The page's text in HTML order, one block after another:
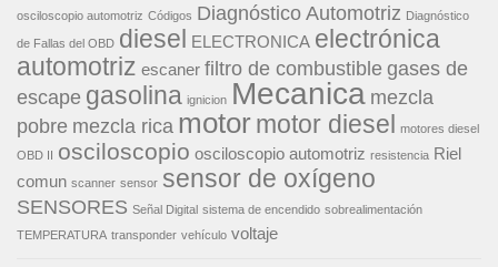
osciloscopio automotriz Códigos Diagnóstico Automotriz Diagnóstico
de Fallas del OBD diesel ELECTRONICA electrónica
automotriz escaner filtro de combustible gases de
escape gasolina ignicion Mecanica mezcla
pobre mezcla rica motormotor diesel
motores diesel
OBD II osciloscopio osciloscopio automotriz resistencia Riel
comun scanner sensor sensor de oxígeno
SENSORES Señal Digital sistema de encendido sobrealimentación
TEMPERATURA transponder vehículo voltaje